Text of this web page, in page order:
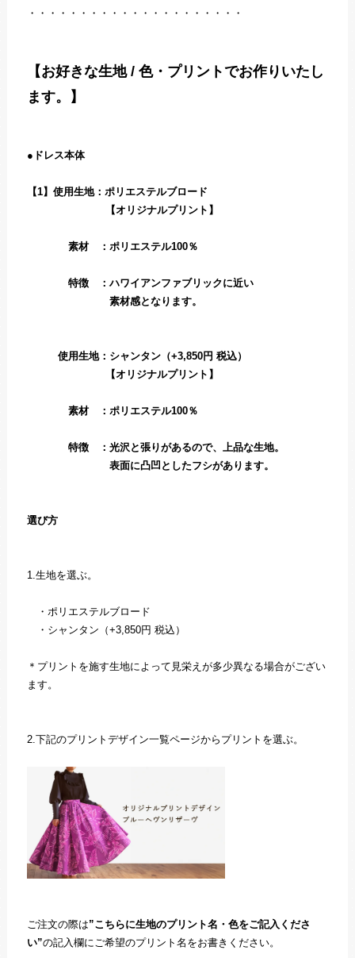
・・・・・・・・・・・・・・・・・・・・・
【お好きな生地 / 色・プリントでお作りいたし
ます。】
●ドレス本体
【1】使用生地：ポリエステルブロード
【オリジナルプリント】
素材 ：ポリエステル100％
特徴 ：ハワイアンファブリックに近い
素材感となります。
使用生地：シャンタン（+3,850円 税込）
【オリジナルプリント】
素材 ：ポリエステル100％
特徴 ：光沢と張りがあるので、上品な生地。
表面に凸凹としたフシがあります。
選び方
1.生地を選ぶ。
・ポリエステルブロード
・シャンタン（+3,850円 税込）
＊プリントを施す生地によって見栄えが多少異なる場合がござい
ます。
2.下記のプリントデザイン一覧ページからプリントを選ぶ。
ご注文の際は”こちらに生地のプリント名・色をご記入くださ
い”の記入欄にご希望のプリント名をお書きください。